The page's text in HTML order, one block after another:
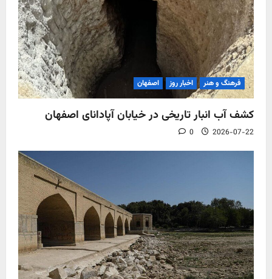
فرهنگ و هنر اخبار روز اصفهان
کشف آب‌ انبار تاریخی در خیابان آپادانای اصفهان
2026-07-22
0